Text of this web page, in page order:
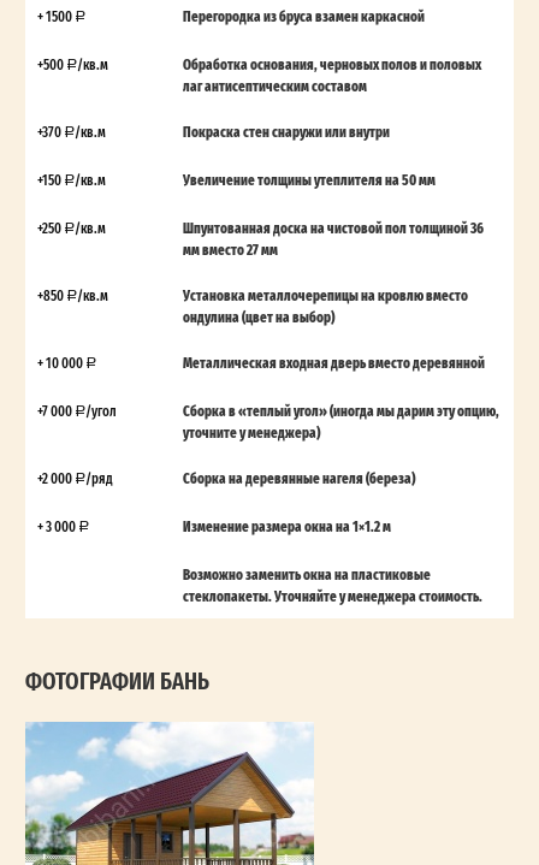
+ 1500 Перегородка из бруса взамен каркасной
+500 /кв.м
Обработка основания, черновых полов и половых
лаг антисептическим составом
+370 /кв.м Покраска стен снаружи или внутри
+150 /кв.м Увеличение толщины утеплителя на 50 мм
+250 /кв.м
Шпунтованная доска на чистовой пол толщиной 36
мм вместо 27 мм
+850 /кв.м
Установка металлочерепицы на кровлю вместо
ондулина (цвет на выбор)
+ 10 000 Металлическая входная дверь вместо деревянной
+7 000 /угол
Сборка в «теплый угол» (иногда мы дарим эту опцию,
уточните у менеджера)
+2 000 /ряд Сборка на деревянные нагеля (береза)
+ 3 000 Изменение размера окна на 1×1.2 м
Возможно заменить окна на пластиковые
стеклопакеты. Уточняйте у менеджера стоимость.
ФОТОГРАФИИ БАНЬ